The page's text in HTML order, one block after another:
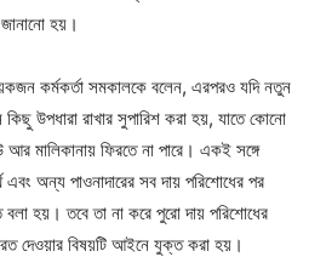
হয়।
কর্মকর্তা সমকালকে বলেন, এরপরও যদি নতুন
উপধারা রাখার সুপারিশ করা হয়, যাতে কোনো
আর মালিকানায় ফিরতে না পারে। একই সঙ্গে
অন্য পাওনাদারের সব দায় পরিশোধের পর
বলা হয়। তবে তা না করে পুরো দায় পরিশোধের
দেওয়ার বিষয়টি আইনে যুক্ত করা হয়।